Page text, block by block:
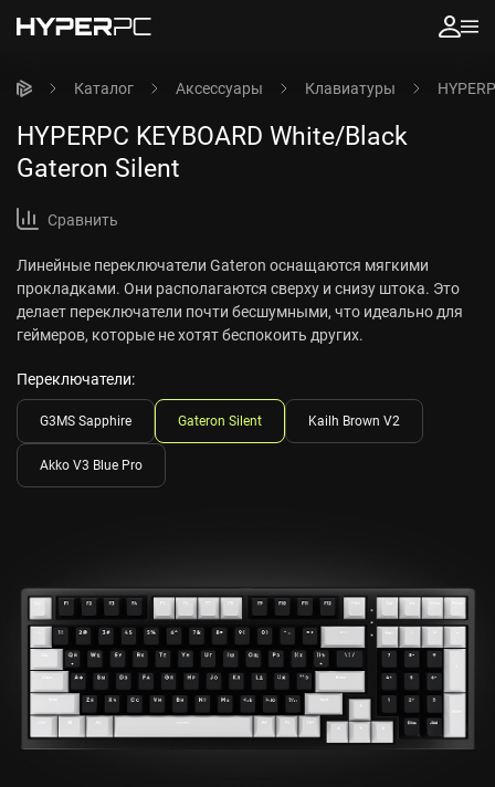
Каталог Аксессуары Клавиатуры
HYPERPC KEYBOARD White/Black
Gateron Silent
Сравнить
Линейные переключатели Gateron оснащаются мягкими
прокладками. Они располагаются сверху и снизу штока. Это
делает переключатели почти бесшумными, что идеально для
геймеров, которые не хотят беспокоить других.
Переключатели:
G3MS Sapphire Gateron Silent Kailh Brown V2
Akko V3 Blue Pro